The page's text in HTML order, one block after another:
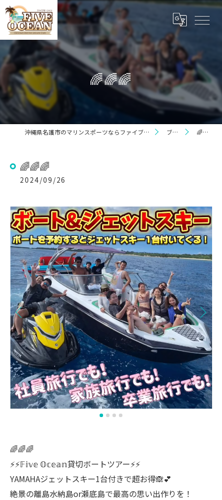
🌈🌈🌈
沖縄県名護市のマリンスポーツならファイブオーシャン ブログ 🌈🌈🌈
🌈🌈🌈
2024/09/26
🌈🌈🌈
⚡️⚡️𝔽𝕚𝕧𝕖 𝕆𝕔𝕖𝕒𝕟貸切ボートツアー⚡️⚡️
YAMAHAジェットスキー1台付きで超お得🙈💕
絶景の離島水納島or瀬底島で最高の思い出作りを！